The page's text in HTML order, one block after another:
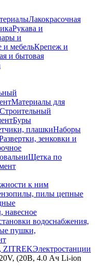
Лакокрасочная
Рукава и
и
и мебельКрепеж и
и бытовая
Материалы для
Строительный
Буры
плашкиНаборы
зенковки и
Щетка по
к ним
пилы цепные
навесное
водоснабжения,
пушки,
ZITREKЭлектростанции
(20В, 4.0 Ач Li-ion